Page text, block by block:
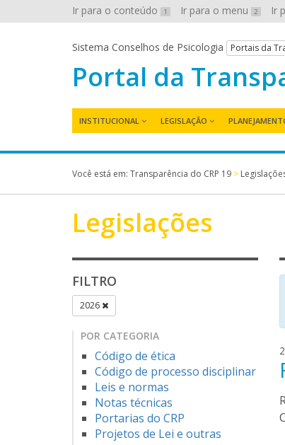
Ir para o conteúdo 1 Ir para o menu 2 Ir
Sistema Conselhos de Psicologia Portais da
Portal da
INSTITUCIONAL LEGISLAÇÃO
Você está em: Transparência do CRP 19 >
Legislações
FILTRO
2026
POR CATEGORIA
Código de ética
Código de processo disciplinar
Leis e normas
Notas técnicas
Portarias do CRP
Projetos de Lei e outras